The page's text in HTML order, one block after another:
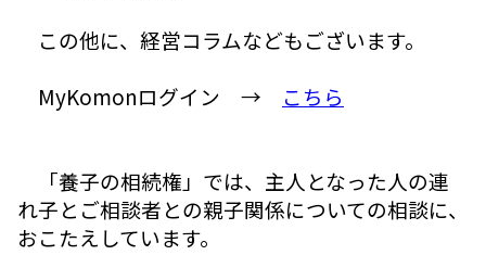
この他に、経営コラムなどもございます。
MyKomonログイン →
こちら
「養子の相続権」では、主人となった人の連
れ子とご相談者との親子関係についての相談に、
おこたえしています。